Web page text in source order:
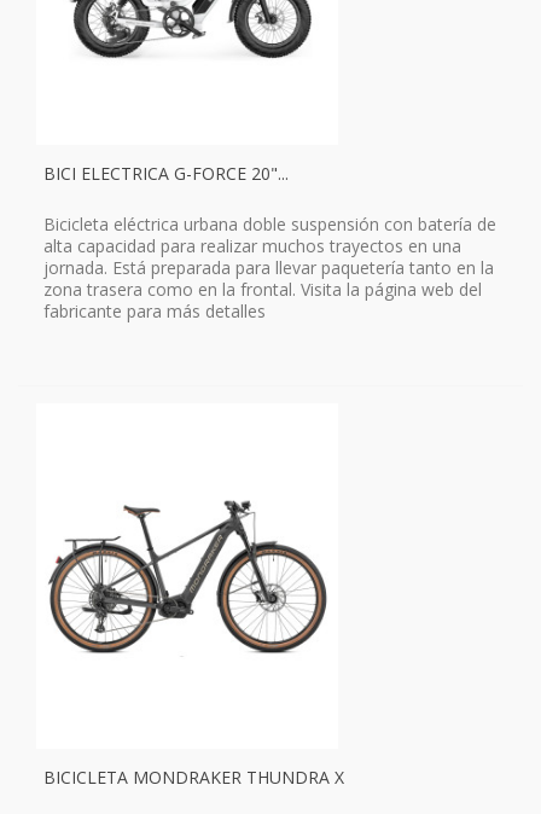
BICI ELECTRICA G-FORCE 20"...
Bicicleta eléctrica urbana doble suspensión con batería de
alta capacidad para realizar muchos trayectos en una
jornada. Está preparada para llevar paquetería tanto en la
zona trasera como en la frontal. Visita la página web del
fabricante para más detalles
BICICLETA MONDRAKER THUNDRA X